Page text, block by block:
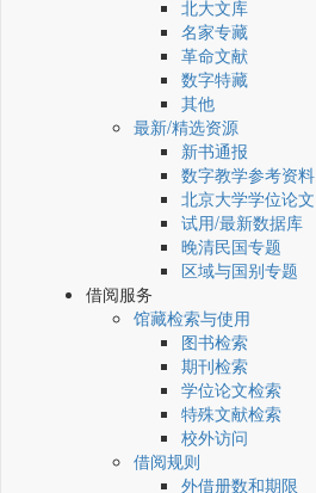
北大文库
名家专藏
革命文献
数字特藏
其他
最新/精选资源
新书通报
数字教学参考资料
北京大学学位论文
试用/最新数据库
晚清民国专题
区域与国别专题
借阅服务
馆藏检索与使用
图书检索
期刊检索
学位论文检索
特殊文献检索
校外访问
借阅规则
外借册数和期限